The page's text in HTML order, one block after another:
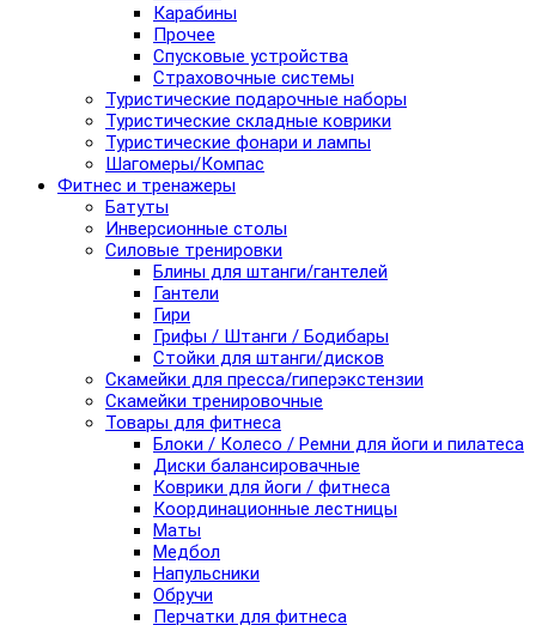
Карабины
Прочее
Спусковые устройства
Страховочные системы
Туристические подарочные наборы
Туристические складные коврики
Туристические фонари и лампы
Шагомеры/Компас
Фитнес и тренажеры
Батуты
Инверсионные столы
Силовые тренировки
Блины для штанги/гантелей
Гантели
Гири
Грифы / Штанги / Бодибары
Стойки для штанги/дисков
Скамейки для пресса/гиперэкстензии
Скамейки тренировочные
Товары для фитнеса
Блоки / Колесо / Ремни для йоги и пилатеса
Диски балансировачные
Коврики для йоги / фитнеса
Координационные лестницы
Маты
Медбол
Напульсники
Обручи
Перчатки для фитнеса